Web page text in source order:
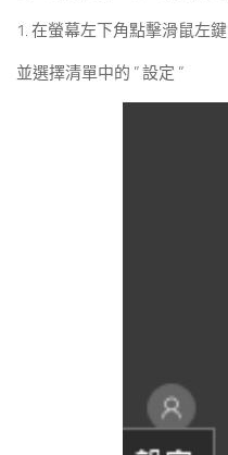
1. 在螢幕左下角點擊滑鼠左鍵
並選擇清單中的 ” 設定 ”